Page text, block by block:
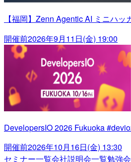
【福岡】Zenn Agentic AI ミニハ
開催前2026年9月11日(金) 19:00
DevelopersIO 2026 Fukuoka
開催前2026年10月16日(金) 13:30
セミナー一覧会社説明会一覧勉強